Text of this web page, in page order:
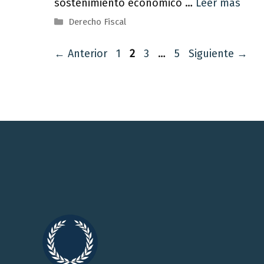
sostenimiento económico … Leer más
Categorías
Derecho Fiscal
← Anterior Página
1 Página
2 Página
3 … Página
5 Siguiente →